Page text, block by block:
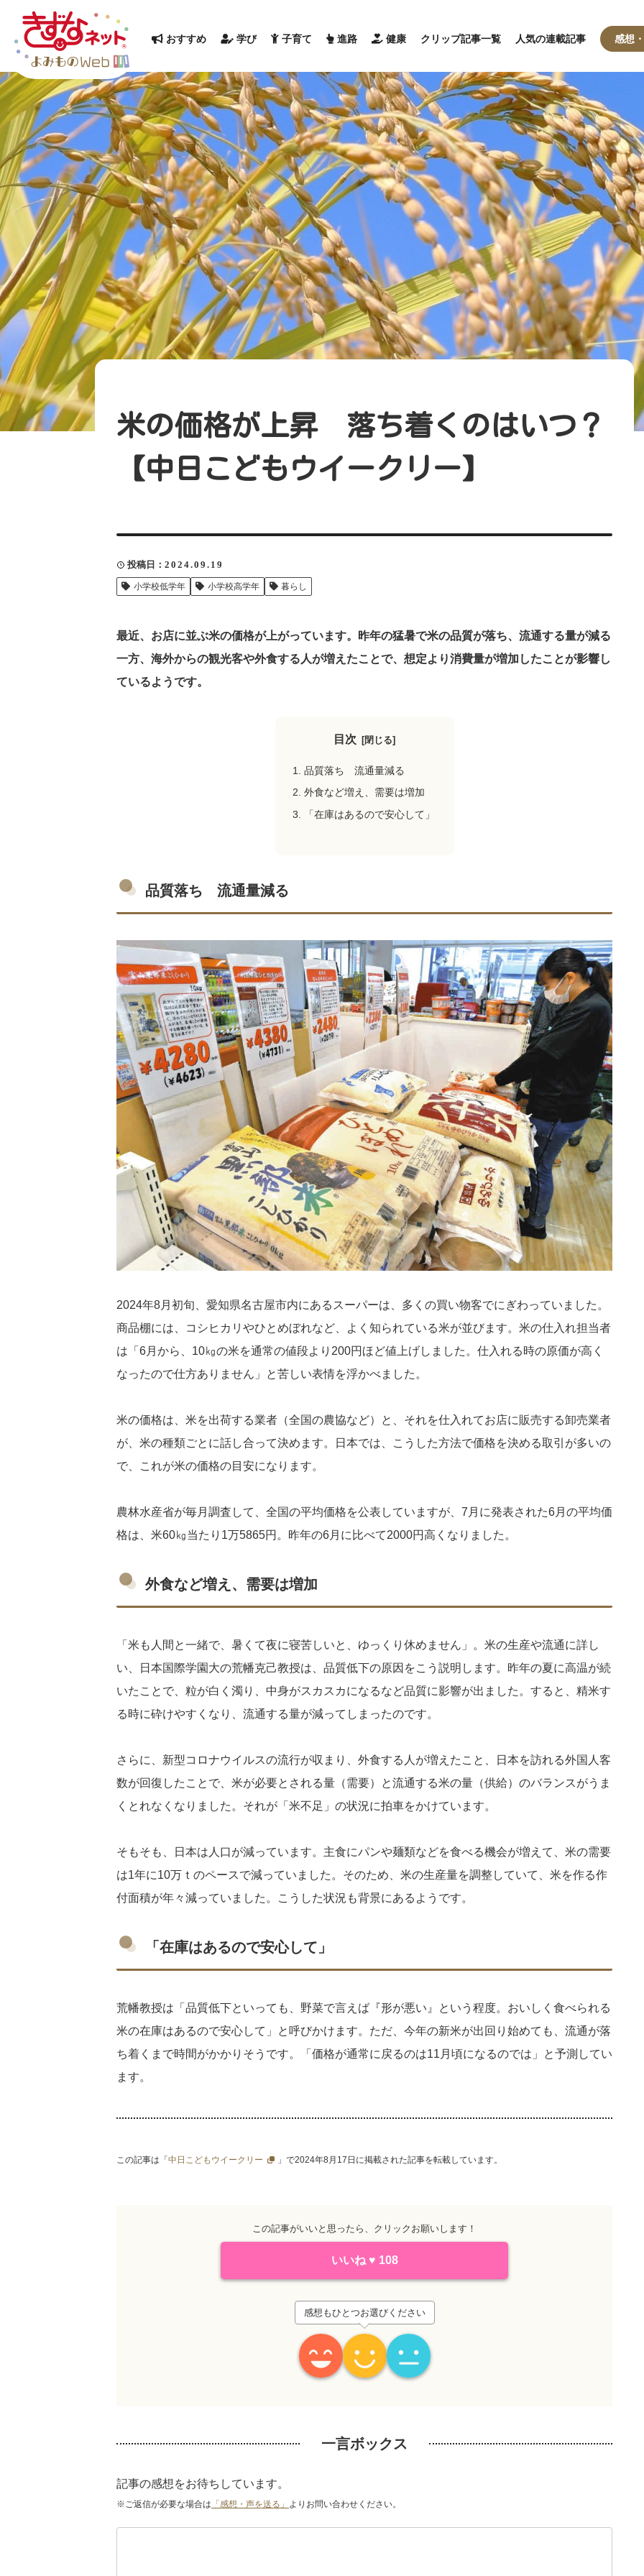
おすすめ 学び 子育て 進路 健康 クリップ記事一覧 人気の連載記事 感想
米の価格が上昇 落ち着くのはいつ？
【中日こどもウイークリー】
投稿日 2024.09.19
小学校低学年 小学校高学年 暮らし
最近、お店に並ぶ米の価格が上がっています。昨年の猛暑で米の品質が落ち、流通する量が減る
一方、海外からの観光客や外食する人が増えたことで、想定より消費量が増加したことが影響し
ているようです。
目次
品質落ち 流通量減る
外食など増え、需要は増加
「在庫はあるので安心して」
品質落ち 流通量減る
2024年8月初旬、愛知県名古屋市内にあるスーパーは、多くの買い物客でにぎわっていました。
商品棚には、コシヒカリやひとめぼれなど、よく知られている米が並びます。米の仕入れ担当者
は「6月から、10㎏の米を通常の値段より200円ほど値上げしました。仕入れる時の原価が高く
なったので仕方ありません」と苦しい表情を浮かべました。
米の価格は、米を出荷する業者（全国の農協など）と、それを仕入れてお店に販売する卸売業者
が、米の種類ごとに話し合って決めます。日本では、こうした方法で価格を決める取引が多いの
で、これが米の価格の目安になります。
農林水産省が毎月調査して、全国の平均価格を公表していますが、7月に発表された6月の平均価
格は、米60㎏当たり1万5865円。昨年の6月に比べて2000円高くなりました。
外食など増え、需要は増加
「米も人間と一緒で、暑くて夜に寝苦しいと、ゆっくり休めません」。米の生産や流通に詳し
い、日本国際学園大の荒幡克己教授は、品質低下の原因をこう説明します。昨年の夏に高温が続
いたことで、粒が白く濁り、中身がスカスカになるなど品質に影響が出ました。すると、精米す
る時に砕けやすくなり、流通する量が減ってしまったのです。
さらに、新型コロナウイルスの流行が収まり、外食する人が増えたこと、日本を訪れる外国人客
数が回復したことで、米が必要とされる量（需要）と流通する米の量（供給）のバランスがうま
くとれなくなりました。それが「米不足」の状況に拍車をかけています。
そもそも、日本は人口が減っています。主食にパンや麺類などを食べる機会が増えて、米の需要
は1年に10万ｔのペースで減っていました。そのため、米の生産量を調整していて、米を作る作
付面積が年々減っていました。こうした状況も背景にあるようです。
「在庫はあるので安心して」
荒幡教授は「品質低下といっても、野菜で言えば『形が悪い』という程度。おいしく食べられる
米の在庫はあるので安心して」と呼びかけます。ただ、今年の新米が出回り始めても、流通が落
ち着くまで時間がかかりそうです。「価格が通常に戻るのは11月頃になるのでは」と予測してい
ます。
この記事は「 中日こどもウイークリー 」で2024年8月17日に掲載された記事を転載しています。
この記事がいいと思ったら、クリックお願いします！
いいね ♥ 108
感想もひとつお選びください
一言ボックス
記事の感想をお待ちしています。
※ご返信が必要な場合は 「感想・声を送る」 よりお問い合わせください。